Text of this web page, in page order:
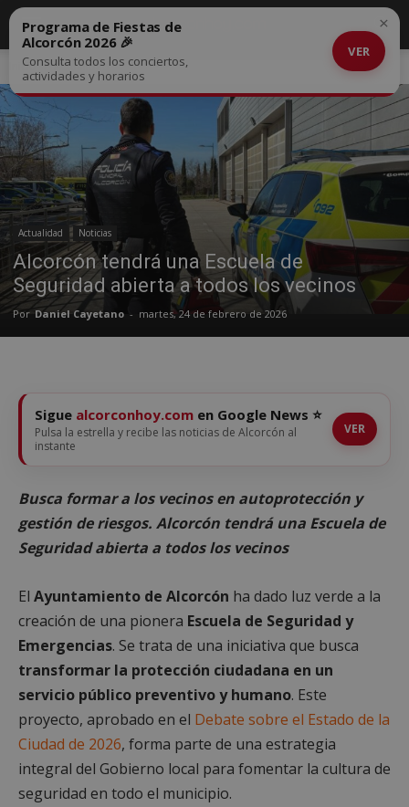
Inicio Actualidad
Actualidad Noticias
Alcorcón tendrá una Escuela de
Seguridad abierta a todos los vecinos
Por Daniel Cayetano - martes, 24 de febrero de 2026
Programa de Fiestas de
Alcorcón 2026 🎉
Consulta todos los conciertos,
actividades y horarios
VER
×
Sigue alcorconhoy.com en Google News ⭐
Pulsa la estrella y recibe las noticias de Alcorcón al
instante
VER
Busca formar a los vecinos en autoprotección y
gestión de riesgos. Alcorcón tendrá una Escuela de
Seguridad abierta a todos los vecinos
El Ayuntamiento de Alcorcón ha dado luz verde a la
creación de una pionera Escuela de Seguridad y
Emergencias. Se trata de una iniciativa que busca
transformar la protección ciudadana en un
servicio público preventivo y humano. Este
proyecto, aprobado en el Debate sobre el Estado de la
Ciudad de 2026, forma parte de una estrategia
integral del Gobierno local para fomentar la cultura de
seguridad en todo el municipio.